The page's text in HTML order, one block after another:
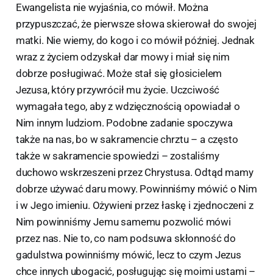
Ewangelista nie wyjaśnia, co mówił. Można
przypuszczać, że pierwsze słowa skierował do swojej
matki. Nie wiemy, do kogo i co mówił później. Jednak
wraz z życiem odzyskał dar mowy i miał się nim
dobrze posługiwać. Może stał się głosicielem
Jezusa, który przywrócił mu życie. Uczciwość
wymagała tego, aby z wdzięcznością opowiadał o
Nim innym ludziom. Podobne zadanie spoczywa
także na nas, bo w sakramencie chrztu – a często
także w sakramencie spowiedzi – zostaliśmy
duchowo wskrzeszeni przez Chrystusa. Odtąd mamy
dobrze używać daru mowy. Powinniśmy mówić o Nim
i w Jego imieniu. Ożywieni przez łaskę i zjednoczeni z
Nim powinniśmy Jemu samemu pozwolić mówi
przez nas. Nie to, co nam podsuwa skłonność do
gadulstwa powinniśmy mówić, lecz to czym Jezus
chce innych ubogacić, posługując się moimi ustami –